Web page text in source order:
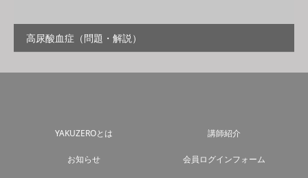
高尿酸血症（問題・解説）
YAKUZEROとは 講師紹介
お知らせ 会員ログインフォーム